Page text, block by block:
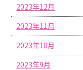
2023年12月
2023年11月
2023年10月
2023年9月